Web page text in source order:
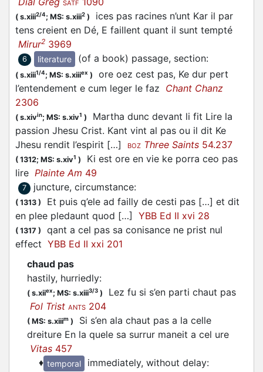
SATF
( s.xiii2/4; MS: s.xiii2 )
ices pas racines n’unt Kar il par
tens creient en Dé, E faillent quant il sunt tempté
Mirur2 3969
6 literature (of a book) passage, section:
( s.xiii1/4; MS: s.xiiiex )
ore oez cest pas, Ke dur pert
l’entendement e cum leger le faz Chant Chanz
2306
( s.xivin; MS: s.xiv1 )
Martha dunc devant li fit Lire la
passion Jhesu Crist. Kant vint al pas ou il dit Ke
Jhesu rendit l’espirit […]
BOZ Three Saints 54.237
( 1312; MS: s.xiv1 )
Ki est ore en vie ke porra ceo pas
lire Plainte Am 49
7 juncture, circumstance:
( 1313 )
Et puis q’ele ad failly de cesti pas […] et dit
en plee pledaunt quod […] YBB Ed II xvi 28
( 1317 )
qant a cel pas sa conisance ne prist nul
effect YBB Ed II xxi 201
chaud pas
hastily, hurriedly:
( s.xiiex; MS: s.xiii3/3 )
Lez fu si s’en parti chaut pas
Fol Trist ANTS 204
( MS: s.xiiim )
Si s’en ala chaut pas a la celle
dreiture En la quele sa surrur maneit a cel ure
Vitas 457
♦ temporal immediately, without delay: